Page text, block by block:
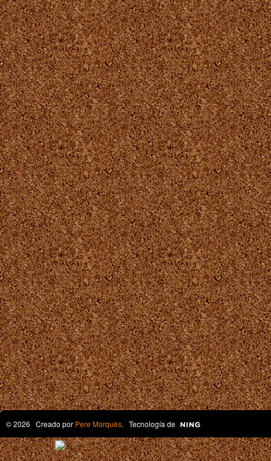
© 2026 Creado por Pere Marquès. Tecnología de